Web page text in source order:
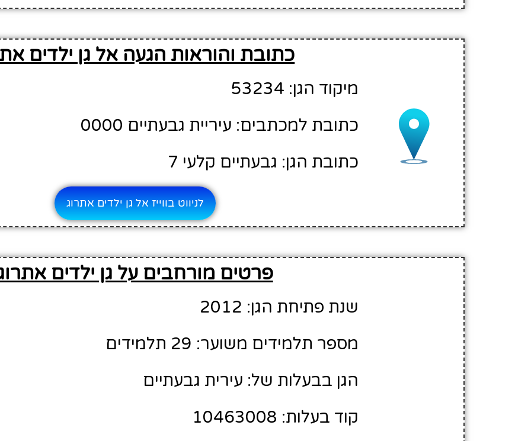
כתובת והוראות הגעה אל גן ילדים
מיקוד הגן: 53234
כתובת למכתבים: עיריית גבעתיים 0000
כתובת הגן: גבעתיים קלעי 7
לניווט בווייז אל גן ילדים אתרוג
פרטים מורחבים על גן ילדים
שנת פתיחת הגן: 2012
מספר תלמידים משוער: 29 תלמידים
הגן בבעלות של: עירית גבעתיים
קוד בעלות: 10463008